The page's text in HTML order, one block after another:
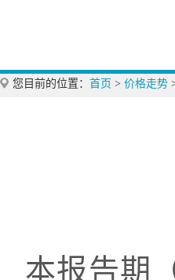
您目前的位置： 首页 > 价格走势
本报告期